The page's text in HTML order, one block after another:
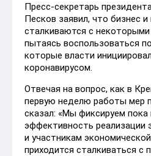
Пресс-секретарь
Песков заявил, что бизнес и
сталкиваются с
пытаясь воспользоваться
которые власти
коронавирусом.
Отвечая на вопрос, как в
первую неделю работы мер
сказал: «Мы фиксируем
эффективность реализации
и участникам
приходится сталкиваться с